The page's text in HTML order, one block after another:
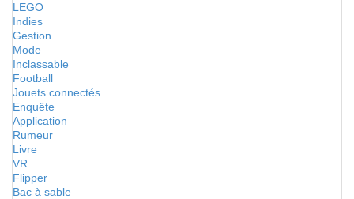
LEGO
Indies
Gestion
Mode
Inclassable
Football
Jouets connectés
Enquête
Application
Rumeur
Livre
VR
Flipper
Bac à sable